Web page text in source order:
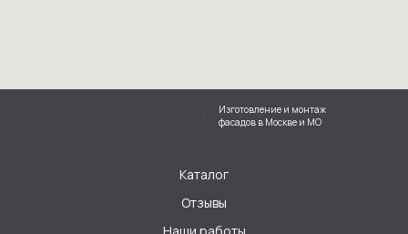
Наши работы
Отзывы
Каталог
Изготовление и монтаж
фасадов в Москве и МО